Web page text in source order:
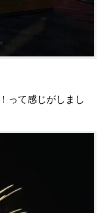
って感じがしまし